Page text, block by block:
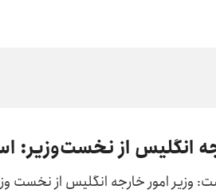
انگلیس از نخست‌وزیر:
وزیر امور خارجه انگلیس از نخست